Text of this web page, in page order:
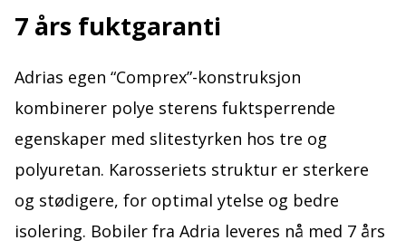
7 års fuktgaranti
Adrias egen “Comprex”-konstruksjon
kombinerer polye sterens fuktsperrende
egenskaper med slitestyrken hos tre og
polyuretan. Karosseriets struktur er sterkere
og stødigere, for optimal ytelse og bedre
isolering. Bobiler fra Adria leveres nå med 7 års